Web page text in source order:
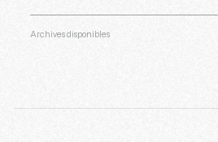
Archives disponibles